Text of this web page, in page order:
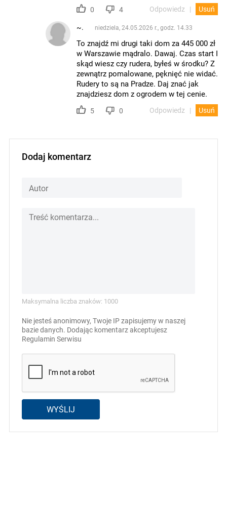
0 4 Odpowiedz
Usuń
~.
niedziela, 24.05.2026 r., godz. 14.33
To znajdź mi drugi taki dom za 445 000 zł
w Warszawie mądralo. Dawaj. Czas start I
skąd wiesz czy rudera, byłeś w środku? Z
zewnątrz pomalowane, pęknięć nie widać.
Rudery to są na Pradze. Daj znać jak
znajdziesz dom z ogrodem w tej cenie.
5 0 Odpowiedz Usuń
Dodaj komentarz
Maksymalna liczba znaków: 1000
Nie jesteś anonimowy, Twoje IP zapisujemy w naszej
bazie danych. Dodając komentarz akceptujesz
Regulamin Serwisu
WYŚLIJ